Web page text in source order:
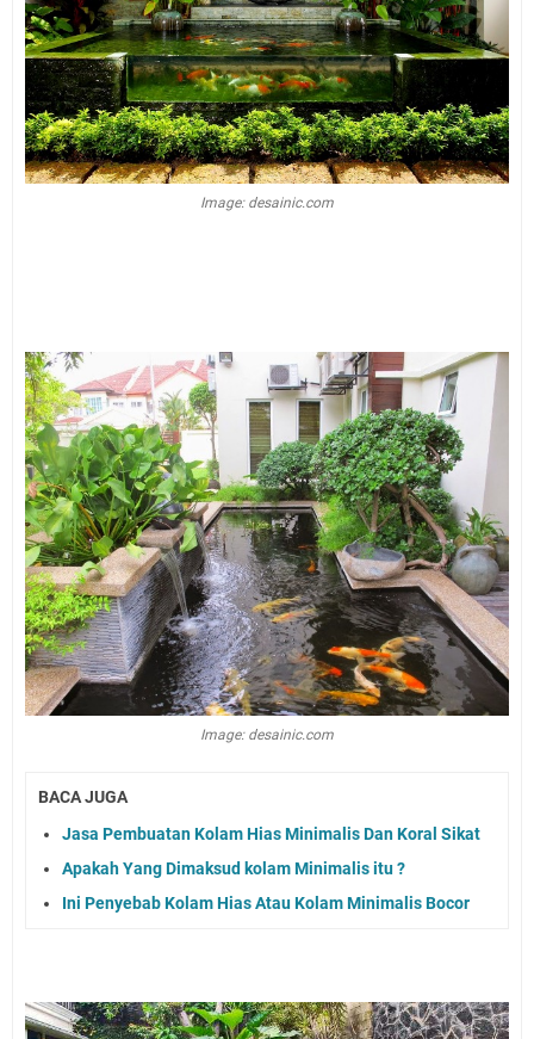
Image: desainic.com
Image: desainic.com
BACA JUGA
Jasa Pembuatan Kolam Hias Minimalis Dan Koral Sikat
Apakah Yang Dimaksud kolam Minimalis itu ?
Ini Penyebab Kolam Hias Atau Kolam Minimalis Bocor